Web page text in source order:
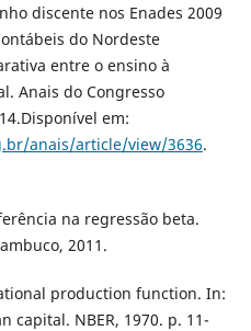
discente nos Enades 2009
do Nordeste
entre o ensino à
Anais do Congresso
em:
anais/article/view/3636.
na regressão beta.
2011.
production function. In:
capital. NBER, 1970. p. 11-